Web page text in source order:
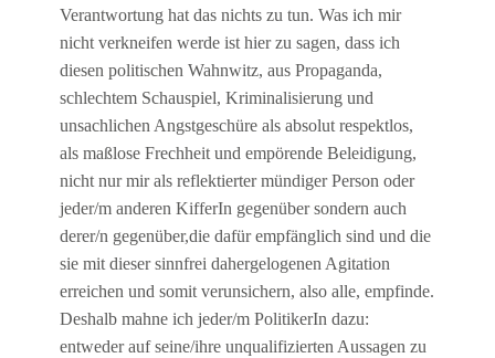
Verantwortung hat das nichts zu tun. Was ich mir
nicht verkneifen werde ist hier zu sagen, dass ich
diesen politischen Wahnwitz, aus Propaganda,
schlechtem Schauspiel, Kriminalisierung und
unsachlichen Angstgeschüre als absolut respektlos,
als maßlose Frechheit und empörende Beleidigung,
nicht nur mir als reflektierter mündiger Person oder
jeder/m anderen KifferIn gegenüber sondern auch
derer/n gegenüber,die dafür empfänglich sind und die
sie mit dieser sinnfrei dahergelogenen Agitation
erreichen und somit verunsichern, also alle, empfinde.
Deshalb mahne ich jeder/m PolitikerIn dazu:
entweder auf seine/ihre unqualifizierten Aussagen zu